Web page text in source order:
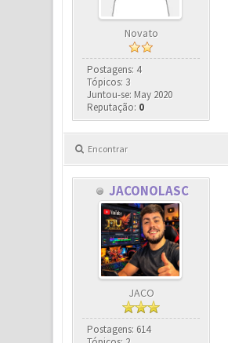
Novato
Postagens: 4
Tópicos: 3
Juntou-se: May 2020
Reputação: 0
Encontrar
JACONOLASC
JACO
Postagens: 614